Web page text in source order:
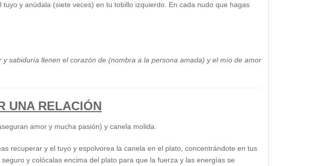
y anúdala (siete veces) en tu tobillo izquierdo. En cada nudo que hagas
sabiduría llenen el corazón de (nombra a la persona amada) y el mío de amor
UNA RELACIÓN
amor y mucha pasión) y canela molida.
recuperar y el tuyo y espolvorea la canela en el plato, concentrándote en tus
y colócalas encima del plato para que la fuerza y las energías se